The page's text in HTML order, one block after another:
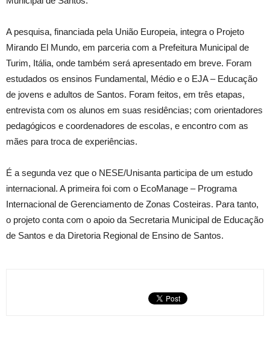
A pesquisa, financiada pela União Europeia, integra o Projeto
Mirando El Mundo, em parceria com a Prefeitura Municipal de
Turim, Itália, onde também será apresentado em breve. Foram
estudados os ensinos Fundamental, Médio e o EJA – Educação
de jovens e adultos de Santos. Foram feitos, em três etapas,
entrevista com os alunos em suas residências; com orientadores
pedagógicos e coordenadores de escolas, e encontro com as
mães para troca de experiências.
É a segunda vez que o NESE/Unisanta participa de um estudo
internacional. A primeira foi com o EcoManage – Programa
Internacional de Gerenciamento de Zonas Costeiras. Para tanto,
o projeto conta com o apoio da Secretaria Municipal de Educação
de Santos e da Diretoria Regional de Ensino de Santos.